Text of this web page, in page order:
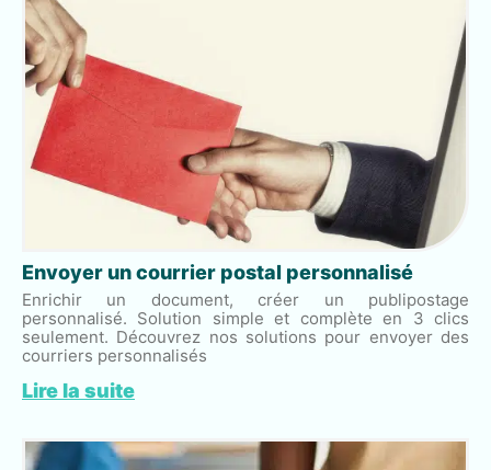
Envoyer un courrier postal personnalisé
Enrichir un document, créer un publipostage
personnalisé. Solution simple et complète en 3 clics
seulement. Découvrez nos solutions pour envoyer des
courriers personnalisés
Lire la suite